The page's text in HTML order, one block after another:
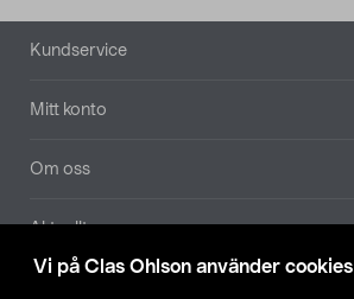
Vi på Clas Ohlson använder cookies
Sidfot
Kundservice
Mitt konto
Om oss
Aktuellt